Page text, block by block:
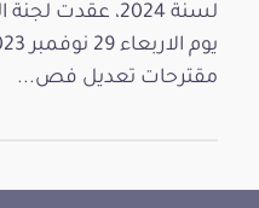
لسنة 2024، عقدت
مقترحات تعديل فص...